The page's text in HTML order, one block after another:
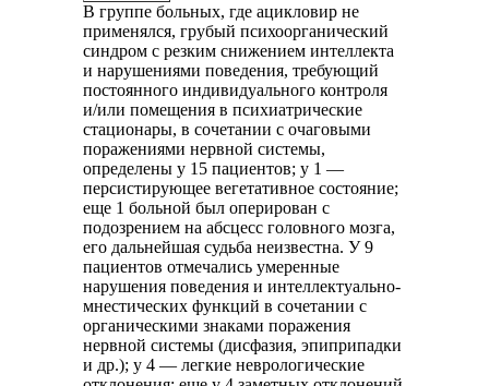
В группе больных, где ацикловир не
применялся, грубый психоорганический
синдром с резким снижением интеллекта
и нарушениями поведения, требующий
постоянного индивидуального контроля
и/или помещения в психиатрические
стационары, в сочетании с очаговыми
поражениями нервной системы,
определены у 15 пациентов; у 1 —
персистирующее вегетативное состояние;
еще 1 больной был оперирован с
подозрением на абсцесс головного мозга,
его дальнейшая судьба неизвестна. У 9
пациентов отмечались умеренные
нарушения поведения и интеллектуально-
мнестических функций в сочетании с
органическими знаками поражения
нервной системы (дисфазия, эпиприпадки
и др.); у 4 — легкие неврологические